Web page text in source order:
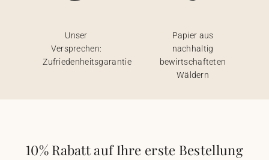
Unser
Versprechen:
Zufriedenheitsgarantie
Papier aus
nachhaltig
bewirtschafteten
Wäldern
10% Rabatt auf Ihre erste Bestellung